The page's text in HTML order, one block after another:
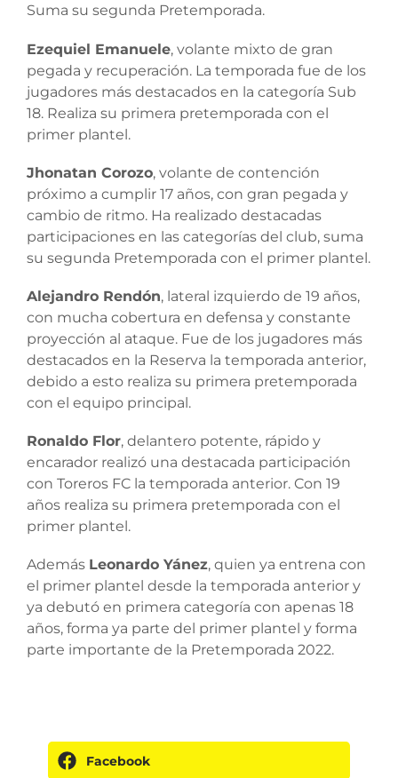
Suma su segunda Pretemporada.
Ezequiel Emanuele, volante mixto de gran
pegada y recuperación. La temporada fue de los
jugadores más destacados en la categoría Sub
18. Realiza su primera pretemporada con el
primer plantel.
Jhonatan Corozo, volante de contención
próximo a cumplir 17 años, con gran pegada y
cambio de ritmo. Ha realizado destacadas
participaciones en las categorías del club, suma
su segunda Pretemporada con el primer plantel.
Alejandro Rendón, lateral izquierdo de 19 años,
con mucha cobertura en defensa y constante
proyección al ataque. Fue de los jugadores más
destacados en la Reserva la temporada anterior,
debido a esto realiza su primera pretemporada
con el equipo principal.
Ronaldo Flor, delantero potente, rápido y
encarador realizó una destacada participación
con Toreros FC la temporada anterior. Con 19
años realiza su primera pretemporada con el
primer plantel.
Además Leonardo Yánez, quien ya entrena con
el primer plantel desde la temporada anterior y
ya debutó en primera categoría con apenas 18
años, forma ya parte del primer plantel y forma
parte importante de la Pretemporada 2022.
Facebook